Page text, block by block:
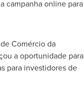
campanha online para
Comércio da
a oportunidade para
para investidores de